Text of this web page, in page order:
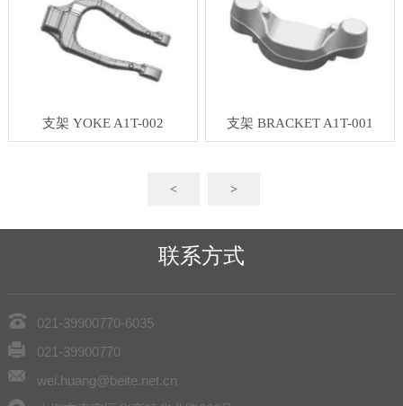
支架 YOKE A1T-002 支架 BRACKET A1T-001
< >
联系方式
021-39900770-6035
021-39900770
wei.huang@beite.net.cn